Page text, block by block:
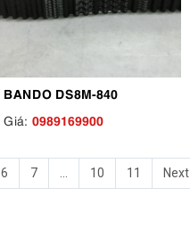
BANDO DS8M-840
Giá: 0989169900
6 7 ... 10 11 Next